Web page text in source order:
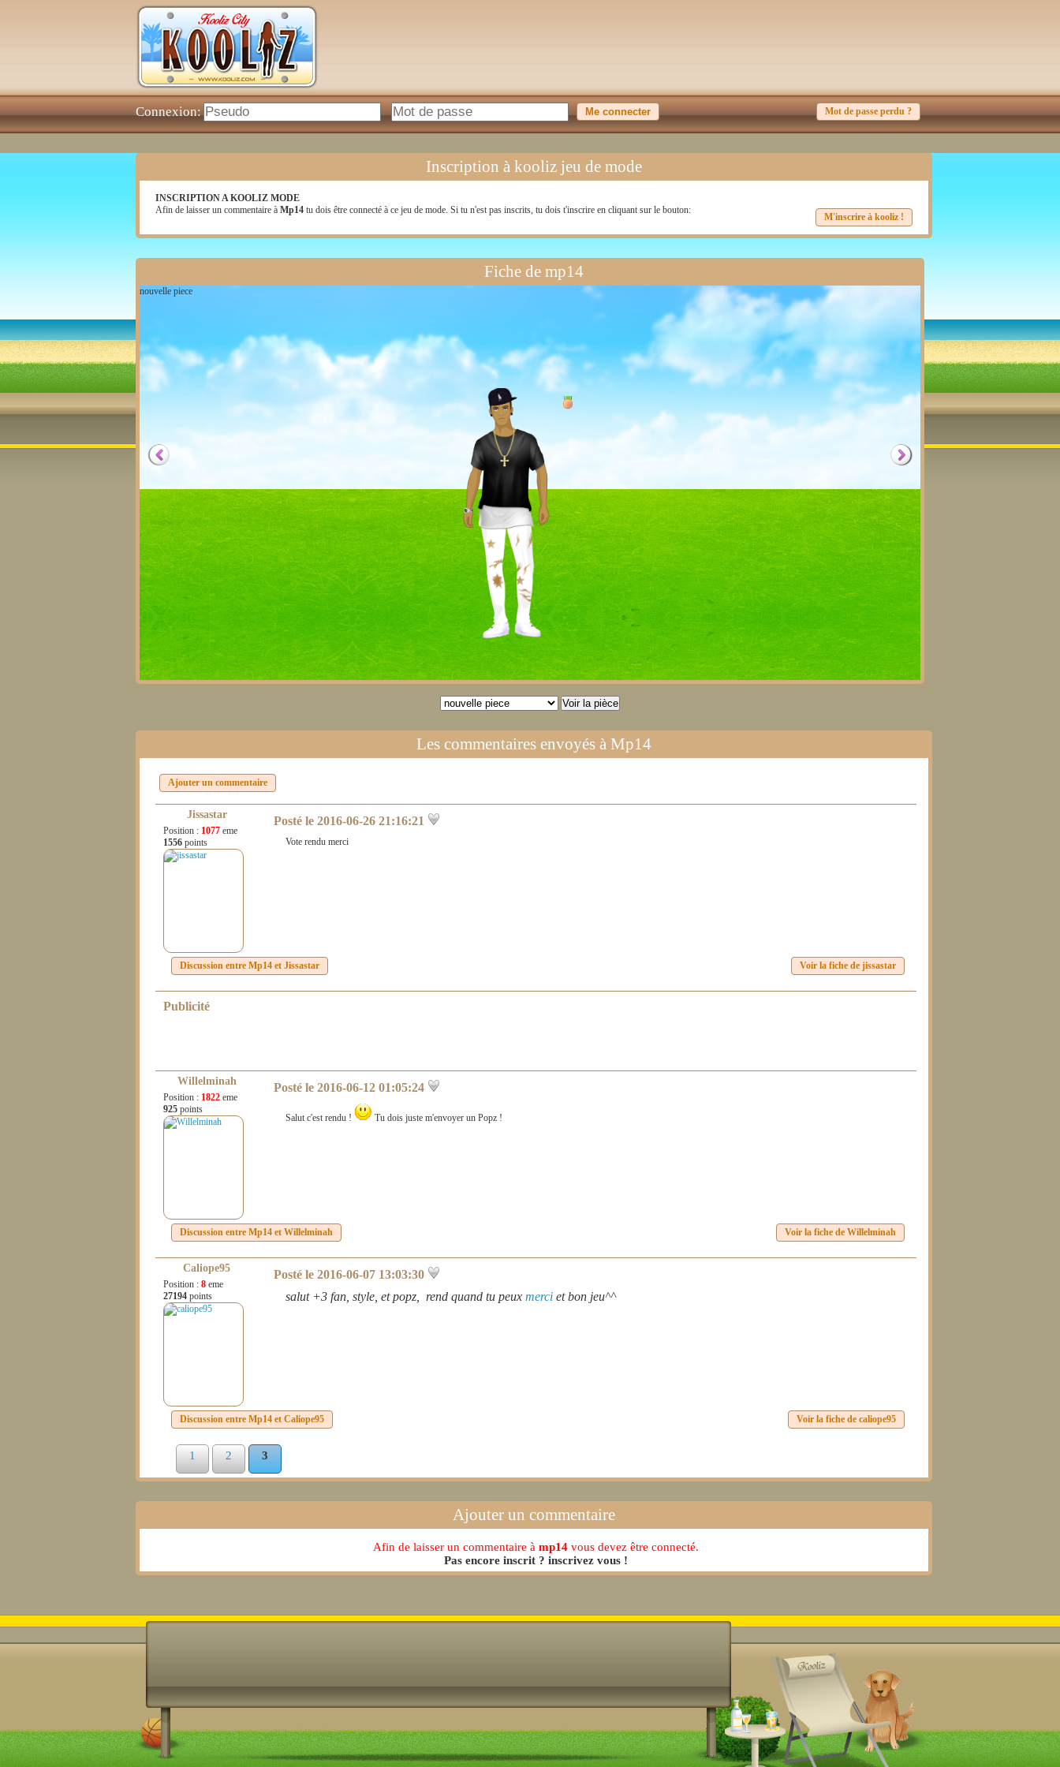
Connexion: Mot de passe perdu ?
Inscription à kooliz jeu de mode
INSCRIPTION A KOOLIZ MODE
Afin de laisser un commentaire à Mp14 tu dois être connecté à ce jeu de mode. Si tu n'est pas inscrits, tu dois t'inscrire en cliquant sur le bouton:
M'inscrire à kooliz !
Fiche de mp14
nouvelle piece
Les commentaires envoyés à Mp14
Ajouter un commentaire
Jissastar
Position : 1077 eme
1556 points
Posté le 2016-06-26 21:16:21
Vote rendu merci
Discussion entre Mp14 et Jissastar Voir la fiche de jissastar
Publicité
Willelminah
Position : 1822 eme
925 points
Posté le 2016-06-12 01:05:24
Salut c'est rendu ! Tu dois juste m'envoyer un Popz !
Discussion entre Mp14 et Willelminah Voir la fiche de Willelminah
Caliope95
Position : 8 eme
27194 points
Posté le 2016-06-07 13:03:30
salut +3 fan, style, et popz, rend quand tu peux merci et bon jeu^^
Discussion entre Mp14 et Caliope95 Voir la fiche de caliope95
1 2 3
Ajouter un commentaire
Afin de laisser un commentaire à mp14 vous devez être connecté.
Pas encore inscrit ? inscrivez vous !